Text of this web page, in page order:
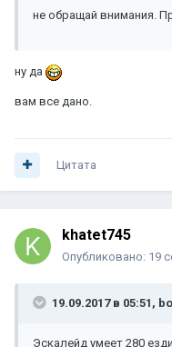
не обращай внимания.
ну да
вам все дано.
Цитата
khatet745
Опубликовано: 19
19.09.2017 в 05:51,
Эскалейд умеет 280